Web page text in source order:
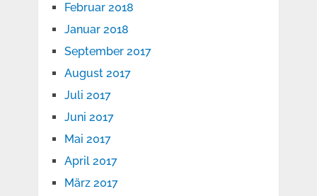
Februar 2018
Januar 2018
September 2017
August 2017
Juli 2017
Juni 2017
Mai 2017
April 2017
März 2017